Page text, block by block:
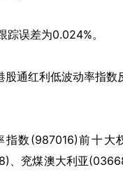
踪误差为0.024%。
通红利低波动率指数
指数 (987016)前十大
、兖煤澳大利亚